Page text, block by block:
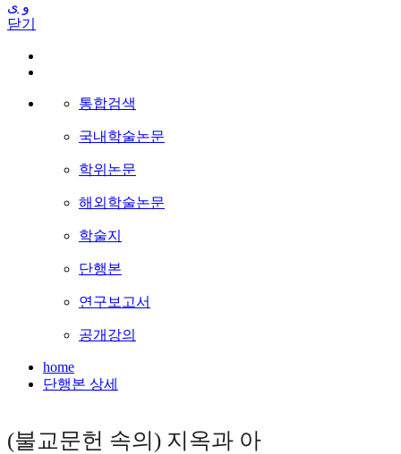
و ی
닫기
통합검색
국내학술논문
학위논문
해외학술논문
학술지
단행본
연구보고서
공개강의
home
단행본 상세
(불교문헌 속의) 지옥과 아